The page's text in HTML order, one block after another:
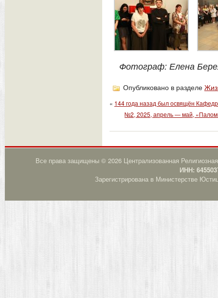
Фотограф: Елена
Опубликовано в разделе
« 144 года назад был освящён
№2, 2025, апрель — май,
Все права защищены © 2026 Централизованная
ИНН:
Зарегистрирована в Министерстве